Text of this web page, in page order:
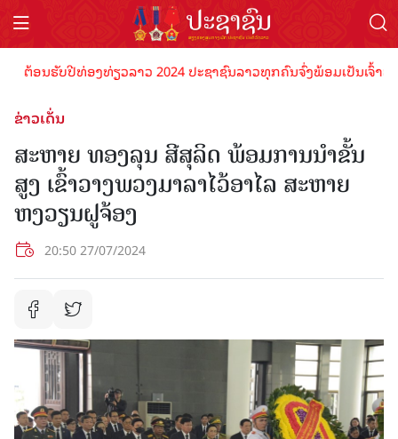
ຕ້ອນຮັບປີທ່ອງທ່ຽວລາວ 2024 ປະຊາຊົນລາວທຸກຄົນຈົ່ງພ້ອມເປັນເຈົ້າພ
ຂ່າວເດັ່ນ
ສະຫາຍ ທອງລຸນ ສີສຸລິດ ພ້ອມການນຳຂັ້ນ
ສູງ ເຂົ້າວາງພວງມາລາໄວ້ອາໄລ ສະຫາຍ
ຫງວຽນຝູຈ້ອງ
20:50 27/07/2024